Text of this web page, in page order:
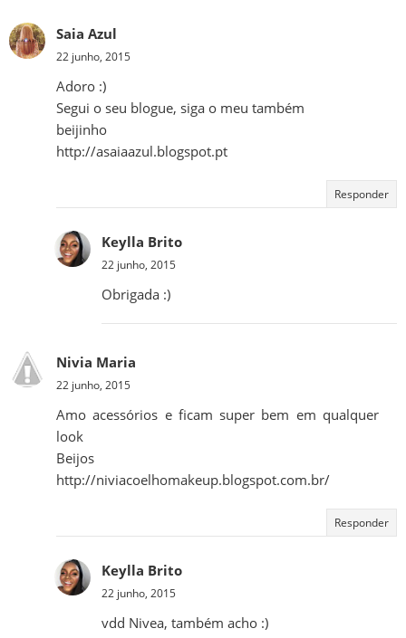
Saia Azul
22 junho, 2015
Adoro :)
Segui o seu blogue, siga o meu também
beijinho
http://asaiaazul.blogspot.pt
Responder
Keylla Brito
22 junho, 2015
Obrigada :)
Nivia Maria
22 junho, 2015
Amo acessórios e ficam super bem em qualquer
look
Beijos
http://niviacoelhomakeup.blogspot.com.br/
Responder
Keylla Brito
22 junho, 2015
vdd Nivea, também acho :)